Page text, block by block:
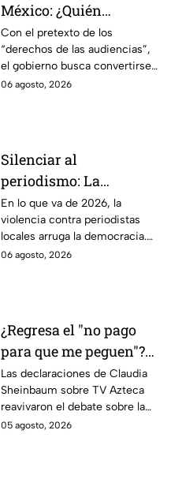
México: ¿Quién
sancionará las
mentiras oficiales del
gobierno?
Con el pretexto de los
“derechos de las audiencias”,
el gobierno busca convertirse
en el árbitro supremo de la
06 agosto, 2026
Silenciar al
periodismo: La
estrategia de violencia
e impunidad rumbo a
2027
En lo que va de 2026, la
violencia contra periodistas
locales arruga la democracia.
Entérate de cómo los
06 agosto, 2026
¿Regresa el "no pago
para que me peguen"?
Reviven frase de López
Portillo tras dichos del
gobierno de México
Las declaraciones de Claudia
Sheinbaum sobre TV Azteca
reavivaron el debate sobre la
publicidad oficial y recordaron
05 agosto, 2026